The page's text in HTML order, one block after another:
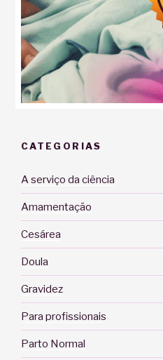
CATEGORIAS
A serviço da ciência
Amamentação
Cesárea
Doula
Gravidez
Para profissionais
Parto Normal